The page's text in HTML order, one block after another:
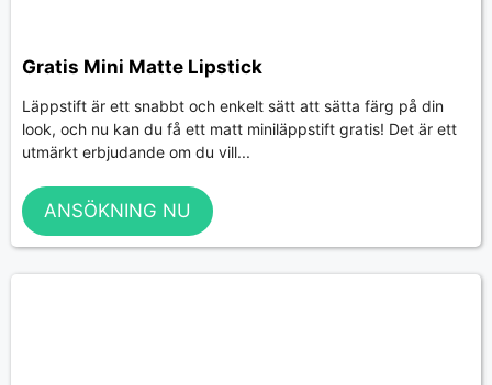
Gratis Mini Matte Lipstick
Läppstift är ett snabbt och enkelt sätt att sätta färg på din
look, och nu kan du få ett matt miniläppstift gratis! Det är ett
utmärkt erbjudande om du vill...
ANSÖKNING NU